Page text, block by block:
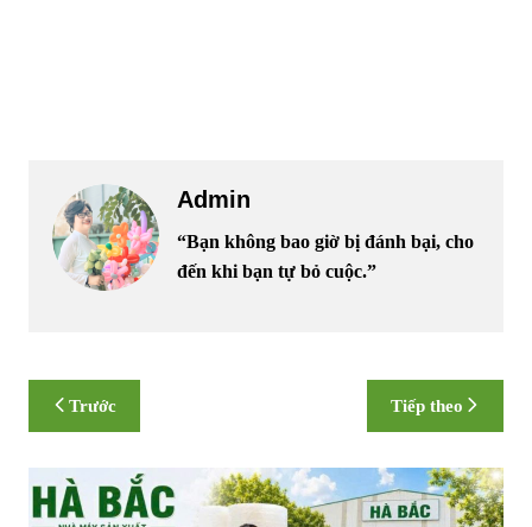
Admin
“Bạn không bao giờ bị đánh bại, cho
đến khi bạn tự bỏ cuộc.”
Điều
hướng
bài
viết
Trước Tiếp theo